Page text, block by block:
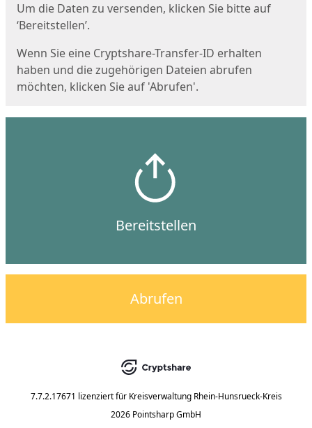
Um die Daten zu versenden, klicken Sie bitte auf
‘Bereitstellen’.
Wenn Sie eine Cryptshare-Transfer-ID erhalten
haben und die zugehörigen Dateien abrufen
möchten, klicken Sie auf 'Abrufen'.
Bereitstellen
Abrufen
7.7.2.17671 lizenziert für Kreisverwaltung Rhein-Hunsrueck-Kreis
2026 Pointsharp GmbH